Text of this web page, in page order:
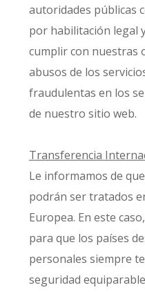
autoridades públicas
por habilitación legal
cumplir con nuestras
abusos de los
fraudulentas en los
de nuestro sitio web.
Transferencia
Le informamos de
podrán ser tratados
Europea. En este
para que los países
personales siempre
seguridad